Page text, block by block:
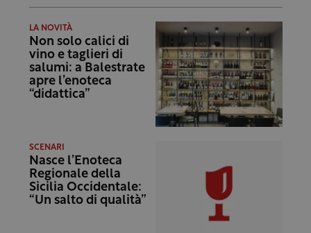
LA NOVITÀ
Non solo calici di
vino e taglieri di
salumi: a Balestrate
apre l’enoteca
“didattica”
SCENARI
Nasce l’Enoteca
Regionale della
Sicilia Occidentale:
“Un salto di qualità”